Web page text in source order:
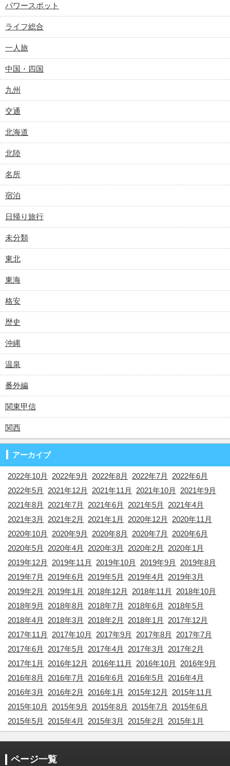
パワースポット
ライフ総合
一人旅
中国・四国
九州
交通
北海道
北陸
名所
宿泊
日帰り旅行
未分類
東北
東海
格安
歴史
沖縄
温泉
番外編
関東甲信
関西
アーカイブ
2022年10月 2022年9月 2022年8月 2022年7月
2022年6月
2022年5月
2021年12月 2021年11月 2021年10月
2021年9月
2021年8月
2021年7月 2021年6月 2021年5月
2021年4月
2021年3月
2021年2月 2021年1月 2020年12月
2020年11月
2020年10月
2020年9月 2020年8月 2020年7月
2020年6月
2020年5月
2020年4月 2020年3月 2020年2月
2020年1月
2019年12月
2019年11月 2019年10月 2019年9月
2019年8月
2019年7月
2019年6月 2019年5月 2019年4月
2019年3月
2019年2月
2019年1月 2018年12月 2018年11月
2018年10月
2018年9月
2018年8月 2018年7月 2018年6月
2018年5月
2018年4月
2018年3月 2018年2月 2018年1月
2017年12月
2017年11月
2017年10月 2017年9月 2017年8月
2017年7月
2017年6月
2017年5月 2017年4月 2017年3月
2017年2月
2017年1月
2016年12月 2016年11月 2016年10月
2016年9月
2016年8月
2016年7月 2016年6月 2016年5月
2016年4月
2016年3月
2016年2月 2016年1月 2015年12月
2015年11月
2015年10月
2015年9月 2015年8月 2015年7月
2015年6月
2015年5月
2015年4月 2015年3月 2015年2月 2015年1月
ページ一覧